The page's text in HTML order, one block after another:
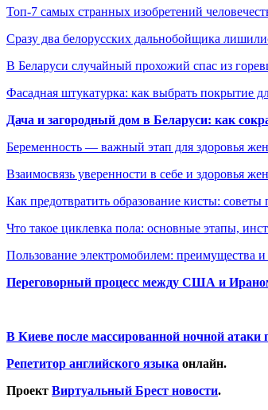
Топ-7 самых странных изобретений
Сразу два белорусских дальнобойщика
В Беларуси случайный прохожий спас из
Фасадная штукатурка: как выбрать покрытие
Дача и загородный дом в Беларуси: как
Беременность — важный этап для здоровья
Взаимосвязь уверенности в себе и здоровья
Как предотвратить образование кисты: советы
Что такое циклевка пола: основные этапы,
Пользование электромобилем: преимущества и
Переговорный процесс между США и
В Киеве после массированной ночной
Репетитор английского языка онлайн.
Проект Виртуальный Брест новости.